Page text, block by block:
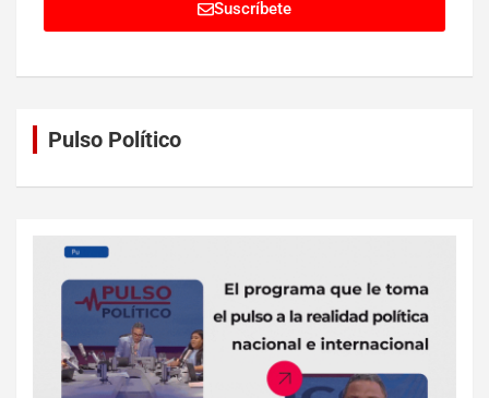
Suscríbete
Pulso Político